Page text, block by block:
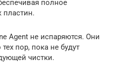
полное
пластин.
Agent не испаряются. Они
пор, пока не будут
чистки.